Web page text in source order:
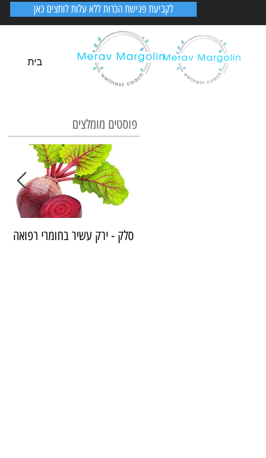
לקביעת פגישת הכרות ללא עלות לוחצים כאן
בית
פוסטים מומלצים
סלק - ירק עשיר בחומרי רפואה